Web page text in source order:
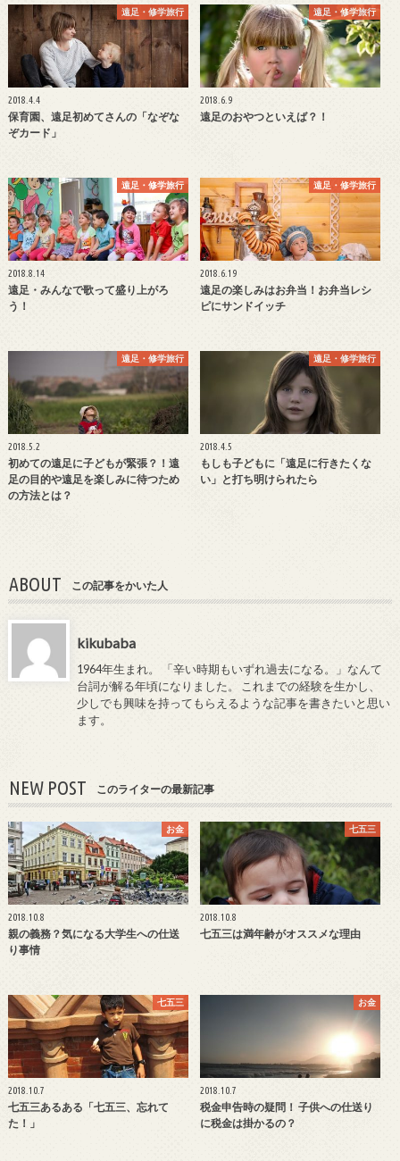
遠足・修学旅行
2018.4.4
保育園、遠足初めてさんの「なぞな
ぞカード」
遠足・修学旅行
2018.6.9
遠足のおやつといえば？！
遠足・修学旅行
2018.8.14
遠足・みんなで歌って盛り上がろ
う！
遠足・修学旅行
2018.6.19
遠足の楽しみはお弁当！お弁当レシ
ピにサンドイッチ
遠足・修学旅行
2018.5.2
初めての遠足に子どもが緊張？！遠
足の目的や遠足を楽しみに待つため
の方法とは？
遠足・修学旅行
2018.4.5
もしも子どもに「遠足に行きたくな
い」と打ち明けられたら
ABOUT この記事をかいた人
kikubaba
1964年生まれ。 「辛い時期もいずれ過去になる。」なんて
台詞が解る年頃になりました。 これまでの経験を生かし、
少しでも興味を持ってもらえるような記事を書きたいと思い
ます。
NEW POST このライターの最新記事
お金
2018.10.8
親の義務？気になる大学生への仕送
り事情
七五三
2018.10.8
七五三は満年齢がオススメな理由
七五三
2018.10.7
七五三あるある「七五三、忘れて
た！」
お金
2018.10.7
税金申告時の疑問！ 子供への仕送り
に税金は掛かるの？